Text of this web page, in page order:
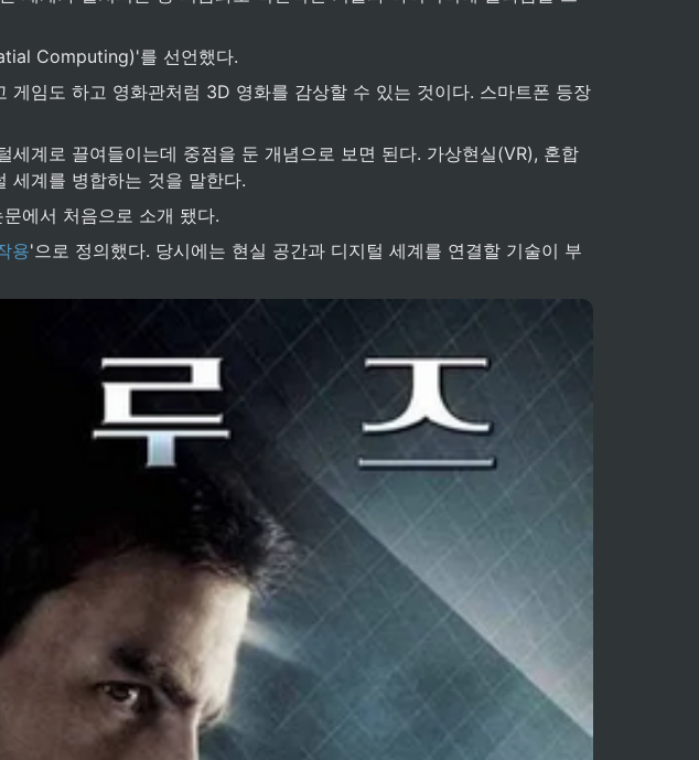
Computing)'를 선언했다.
임도 하고 영화관처럼 3D 영화를 감상할 수 있는 것이다. 스마트폰 등장
계로 끌여들이는데 중점을 둔 개념으로 보면 된다. 가상현실(VR), 혼합
세계를 병합하는 것을 말한다.
에서 처음으로 소개 됐다.
용'으로 정의했다. 당시에는 현실 공간과 디지털 세계를 연결할 기술이 부